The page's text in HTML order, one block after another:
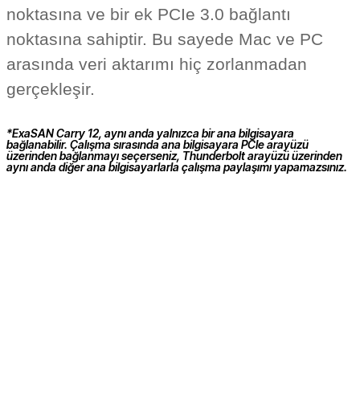
noktasına ve bir ek PCIe 3.0 bağlantı
noktasına sahiptir. Bu sayede Mac ve PC
arasında veri aktarımı hiç zorlanmadan
gerçekleşir.
*ExaSAN Carry 12, aynı anda yalnızca bir ana bilgisayara
bağlanabilir. Çalışma sırasında ana bilgisayara PCIe arayüzü
üzerinden bağlanmayı seçerseniz, Thunderbolt arayüzü üzerinden
aynı anda diğer ana bilgisayarlarla çalışma paylaşımı yapamazsınız.